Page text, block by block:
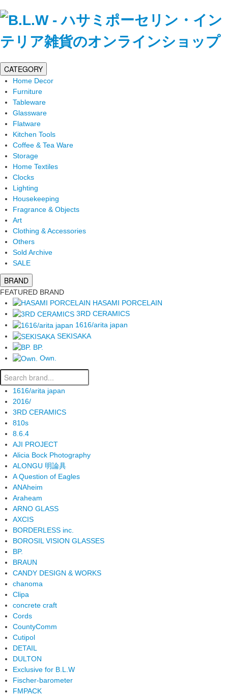
CATEGORY
Home Decor
Furniture
Tableware
Glassware
Flatware
Kitchen Tools
Coffee & Tea Ware
Storage
Home Textiles
Clocks
Lighting
Housekeeping
Fragrance & Objects
Art
Clothing & Accessories
Others
Sold Archive
SALE
BRAND
FEATURED BRAND
HASAMI PORCELAIN
3RD CERAMICS
1616/arita japan
SEKISAKA
BP.
Own.
1616/arita japan
2016/
3RD CERAMICS
810s
8.6.4
AJI PROJECT
Alicia Bock Photography
ALONGU 明論具
A Question of Eagles
ANAheim
Araheam
ARNO GLASS
AXCIS
BORDERLESS inc.
BOROSIL VISION GLASSES
BP.
BRAUN
CANDY DESIGN & WORKS
chanoma
Clipa
concrete craft
Cords
CountyComm
Cutipol
DETAIL
DULTON
Exclusive for B.L.W
Fischer-barometer
FMPACK